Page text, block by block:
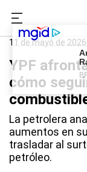
0221.com.ar
11 de mayo de 2026
YPF
cómo
La petrolera
aumentos en
trasladar al
petróleo.